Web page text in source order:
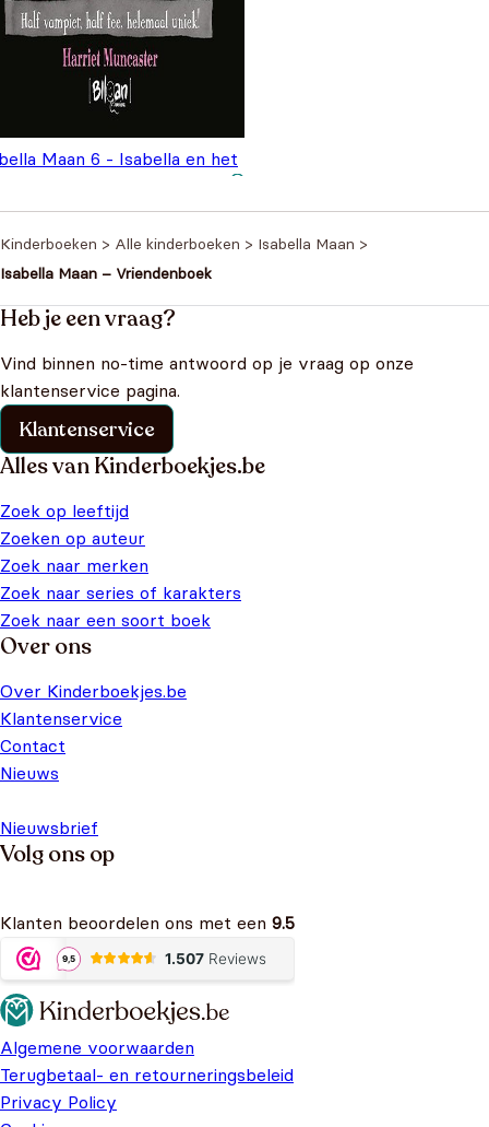
Maan 6 - Isabella en het
Kinderboeken > Alle kinderboeken > Isabella Maan >
Isabella Maan – Vriendenboek
Heb je een vraag?
Vind binnen no-time antwoord op je vraag op onze
klantenservice pagina.
Klantenservice
Alles van Kinderboekjes.be
Zoek op leeftijd
Zoeken op auteur
Zoek naar merken
Zoek naar series of karakters
Zoek naar een soort boek
Over ons
Over Kinderboekjes.be
Klantenservice
Contact
Nieuws
Nieuwsbrief
Volg ons op
Klanten beoordelen ons met een 9.5
Algemene voorwaarden
Terugbetaal- en retourneringsbeleid
Privacy Policy